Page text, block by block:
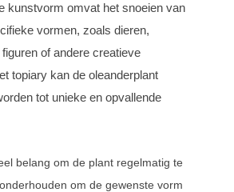
kunstvorm omvat het snoeien van
vormen, zoals dieren,
of andere creatieve
topiary kan de oleanderplant
tot unieke en opvallende
belang om de plant regelmatig te
om de gewenste vorm